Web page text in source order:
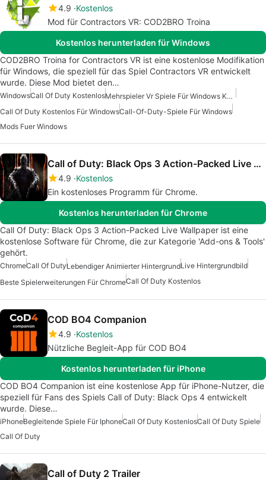
4.9 Kostenlos
Mod für Contractors VR: COD2BRO Troina
Kostenlos herunterladen für Windows
COD2BRO Troina for Contractors VR ist eine kostenlose Modifikation
für Windows, die speziell für das Spiel Contractors VR entwickelt
wurde. Diese Mod bietet den…
WindowsCall Of Duty Kostenlos
Mehrspieler Vr Spiele Für Windows Kostenlos
Call Of Duty Kostenlos Für WindowsCall-Of-Duty-Spiele Für Windows
Mods Fuer Windows
Call of Duty: Black Ops 3 Action-Packed Live Wallpaper
4.9 Kostenlos
Ein kostenloses Programm für Chrome.
Kostenlos herunterladen für Chrome
Call Of Duty: Black Ops 3 Action-Packed Live Wallpaper ist eine
kostenlose Software für Chrome, die zur Kategorie 'Add-ons & Tools'
gehört.
ChromeCall Of DutyLebendiger Animierter HintergrundLive Hintergrundbild
Beste Spielerweiterungen Für ChromeCall Of Duty Kostenlos
COD BO4 Companion
4.9 Kostenlos
Nützliche Begleit-App für COD BO4
Kostenlos herunterladen für iPhone
COD BO4 Companion ist eine kostenlose App für iPhone-Nutzer, die
speziell für Fans des Spiels Call of Duty: Black Ops 4 entwickelt
wurde. Diese…
iPhoneBegleitende Spiele Für IphoneCall Of Duty KostenlosCall Of Duty Spiele
Call Of Duty
Call of Duty 2 Trailer